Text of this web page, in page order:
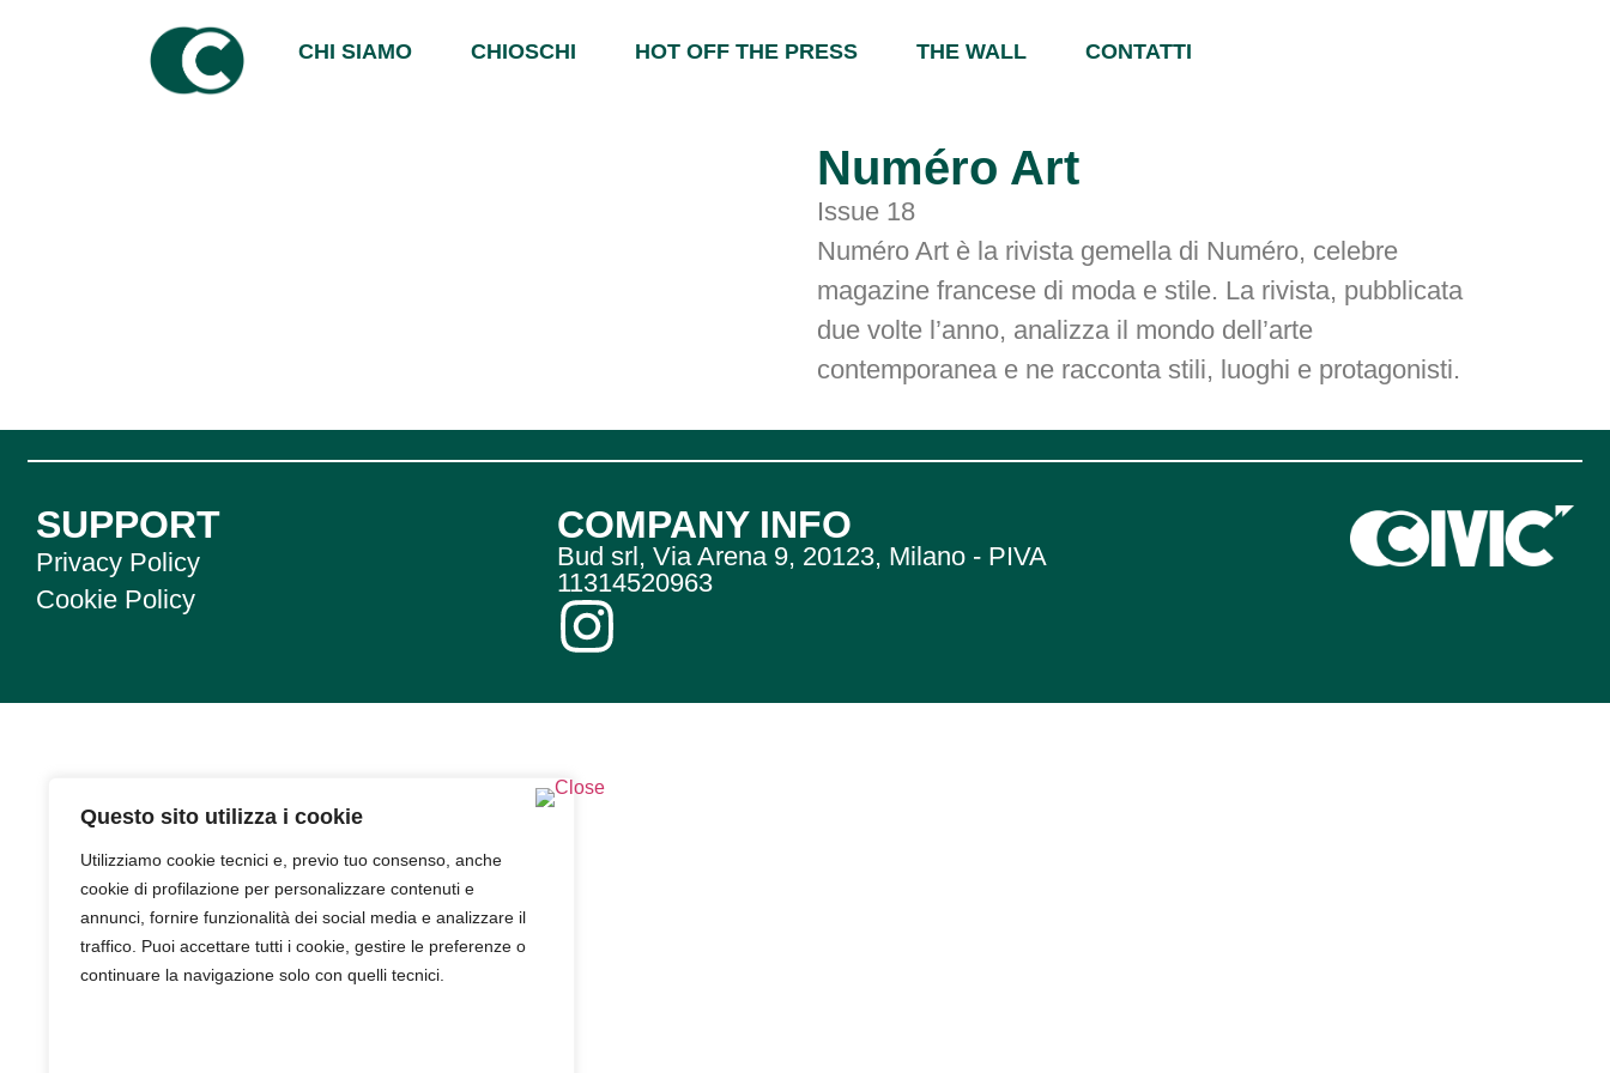
Questo sito utilizza i cookie
Utilizziamo cookie tecnici e, previo tuo consenso, anche
cookie di profilazione per personalizzare contenuti e
annunci, fornire funzionalità dei social media e analizzare il
traffico. Puoi accettare tutti i cookie, gestire le preferenze o
continuare la navigazione solo con quelli tecnici.
CHI SIAMO CHIOSCHI HOT OFF THE PRESS THE WALL CONTATTI
Numéro Art
Issue 18
Numéro Art è la rivista gemella di Numéro, celebre
magazine francese di moda e stile. La rivista, pubblicata
due volte l’anno, analizza il mondo dell’arte
contemporanea e ne racconta stili, luoghi e protagonisti.
SUPPORT
Privacy Policy
Cookie Policy
COMPANY INFO
Bud srl, Via Arena 9, 20123, Milano - PIVA
11314520963